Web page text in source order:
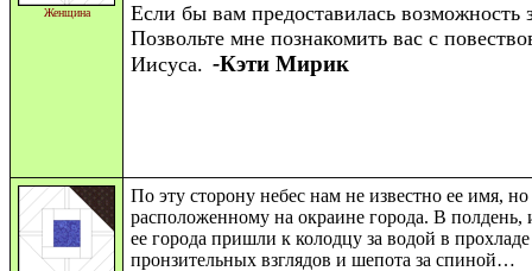
Женщина Если бы вам предоставилась
Позвольте мне познакомить вас с
Иисуса. -Кэти Мирик
По эту сторону небес нам не известно ее имя,
расположенному на окраине города. В
ее города пришли к колодцу за водой в
пронзительных взглядов и шепота за спиной…